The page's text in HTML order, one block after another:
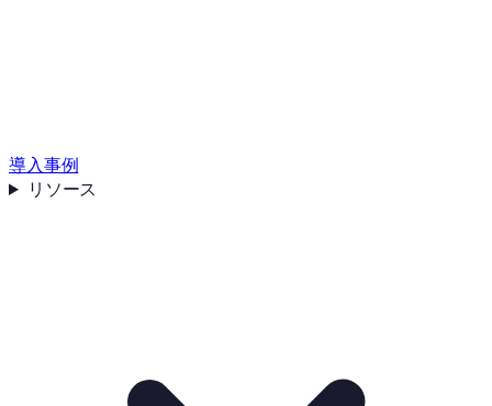
導入事例
リソース